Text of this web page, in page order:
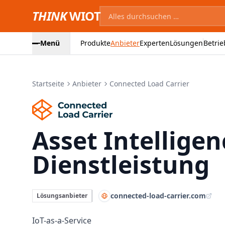
THINKWIOT
Menü ProdukteAnbieterExpertenLösungen
Startseite Anbieter Connected Load Carrier
Connected Load
Asset
Dienstleistung
Lösungsanbieter connected-load-carrier.com
IoT-as-a-Service